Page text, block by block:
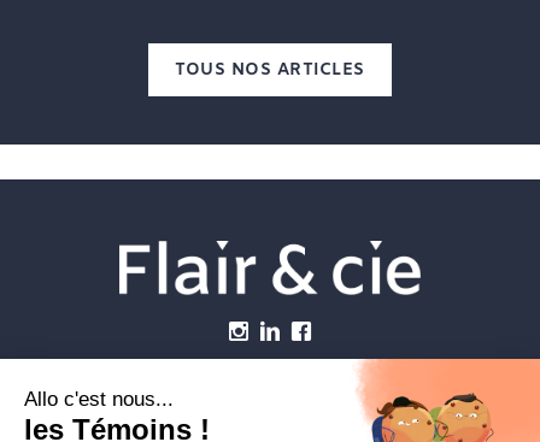
TOUS NOS ARTICLES
Établissements vétérinaires